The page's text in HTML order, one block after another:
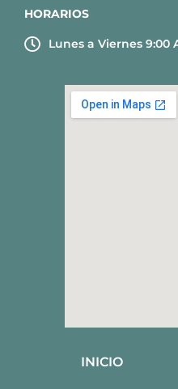
HORARIOS
Lunes a Viernes 9:00
INICIO